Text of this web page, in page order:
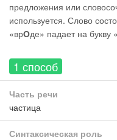
предложения или
используется. Слово
«врОде» падает на букву
1 способ
Часть речи
частица
Синтаксическая роль